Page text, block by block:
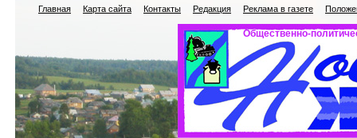
Главная Карта сайта Контакты Редакция Реклама в газете
Общественно-